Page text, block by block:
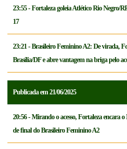
23:55 - Fortaleza goleia Atlético Rio Negro/
17
23:21 - Brasileiro Feminino A2: De virada,
Brasília/DF e abre vantagem na briga pelo
Publicada em 21/06/2025
20:56 - Mirando o acesso, Fortaleza encara
de final do Brasileiro Feminino A2